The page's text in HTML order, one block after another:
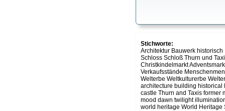
Stichworte:
Architektur Bauwerk
Schloss Schloß Thurn und
Christkindelmarkt
Verkaufsstände
Welterbe Weltkulturerbe
architecture building historical
castle Thurn and Taxis former
mood dawn twilight
world heritage World Heritage